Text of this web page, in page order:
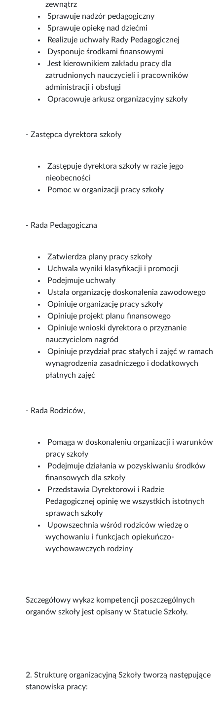
zewnątrz
Sprawuje nadzór pedagogiczny
Sprawuje opiekę nad dziećmi
Realizuje uchwały Rady Pedagogicznej
Dysponuje środkami finansowymi
Jest kierownikiem zakładu pracy dla
zatrudnionych nauczycieli i pracowników
administracji i obsługi
Opracowuje arkusz organizacyjny szkoły
- Zastępca dyrektora szkoły
Zastępuje dyrektora szkoły w razie jego
nieobecności
Pomoc w organizacji pracy szkoły
- Rada Pedagogiczna
Zatwierdza plany pracy szkoły
Uchwala wyniki klasyfikacji i promocji
Podejmuje uchwały
Ustala organizację doskonalenia zawodowego
Opiniuje organizację pracy szkoły
Opiniuje projekt planu finansowego
Opiniuje wnioski dyrektora o przyznanie
nauczycielom nagród
Opiniuje przydział prac stałych i zajęć w ramach
wynagrodzenia zasadniczego i dodatkowych
płatnych zajęć
- Rada Rodziców,
Pomaga w doskonaleniu organizacji i warunków
pracy szkoły
Podejmuje działania w pozyskiwaniu środków
finansowych dla szkoły
Przedstawia Dyrektorowi i Radzie
Pedagogicznej opinię we wszystkich istotnych
sprawach szkoły
Upowszechnia wśród rodziców wiedzę o
wychowaniu i funkcjach opiekuńczo-
wychowawczych rodziny
Szczegółowy wykaz kompetencji poszczególnych
organów szkoły jest opisany w Statucie Szkoły.
2. Strukturę organizacyjną Szkoły tworzą następujące
stanowiska pracy: